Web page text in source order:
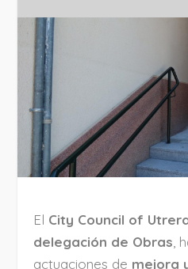
El City Council of
delegación de Obras ,
actuaciones de mejora